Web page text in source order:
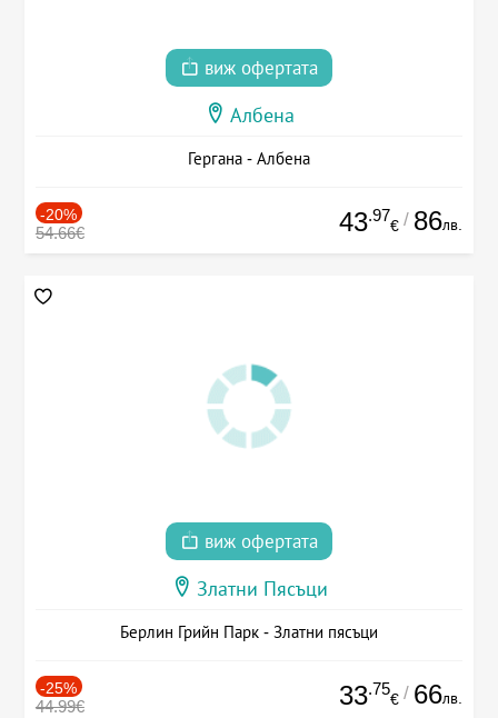
виж офертата
Албена
Гергана - Албена
-20%
54.66€ 43.97
€ / 86лв.
виж офертата
Златни Пясъци
Берлин Грийн Парк - Златни пясъци
-25%
44.99€ 33.75
€ / 66лв.